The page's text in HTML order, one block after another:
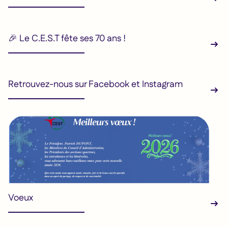
🎉 Le C.E.S.T fête ses 70 ans !
Retrouvez-nous sur Facebook et Instagram
Voeux